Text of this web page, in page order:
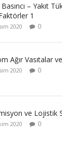
– Yakıt
1
2020 0
Ağır Vasıtalar
2020 0
ve Lojistik
2020 0